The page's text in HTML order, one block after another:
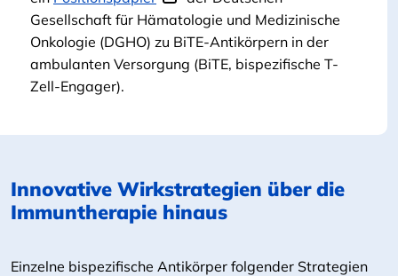
Gesellschaft für Hämatologie und Medizinische
Onkologie (DGHO) zu BiTE-Antikörpern in der
ambulanten Versorgung (BiTE, bispezifische T-
Zell-Engager).
Innovative Wirkstrategien über die
Immuntherapie hinaus
Einzelne bispezifische Antikörper folgender Strategien